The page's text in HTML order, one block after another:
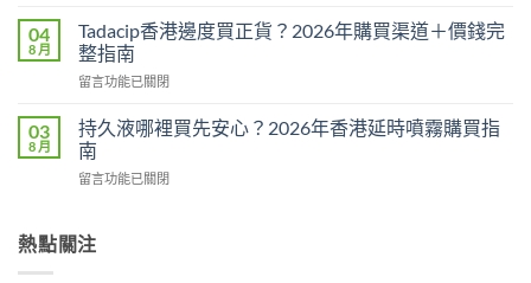
幾
時
食
多？
正
確
一
次
真
相：
用
是
心
作
香
而
鋼
副
作
完
整
分
析
見
04
8 月
Tadacip香港邊度買正貨？2026年購買渠道＋價錢完
整指南
在
香
港
邊
度
貨？
留言功能已關閉
03
8 月
持久液哪裡買先安心？2026年香港延時噴霧購買指
南
在
液
哪
留言功能已關閉
熱點關注